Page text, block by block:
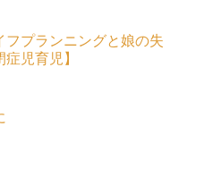
フプランニングと娘の失
児育児】